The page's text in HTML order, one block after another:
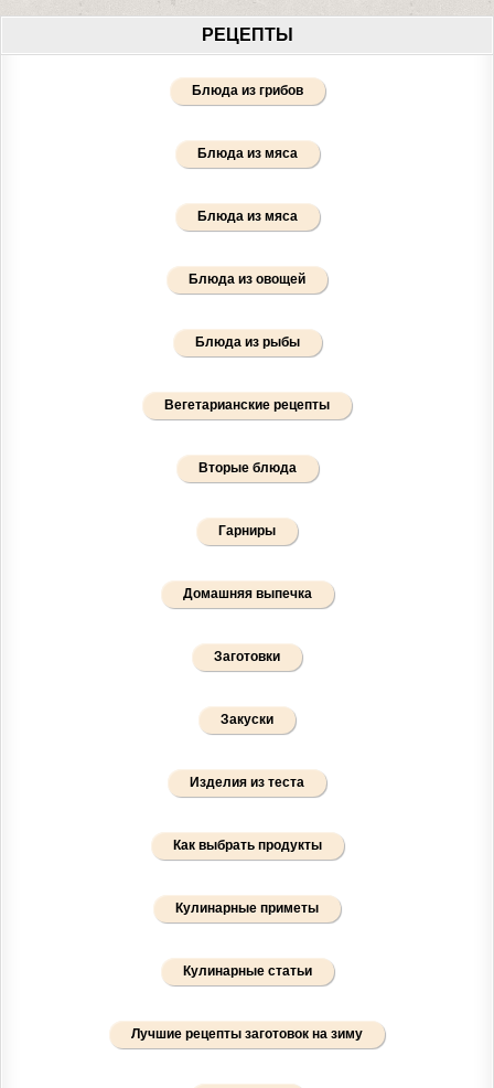
РЕЦЕПТЫ
Блюда из грибов
Блюда из мяса
Блюда из мяса
Блюда из овощей
Блюда из рыбы
Вегетарианские рецепты
Вторые блюда
Гарниры
Домашняя выпечка
Заготовки
Закуски
Изделия из теста
Как выбрать продукты
Кулинарные приметы
Кулинарные статьи
Лучшие рецепты заготовок на зиму